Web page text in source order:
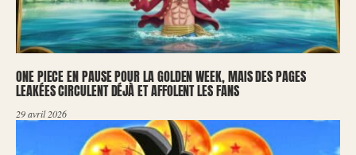
ONE PIECE EN PAUSE POUR LA GOLDEN WEEK, MAIS DES PAGES
LEAKÉES CIRCULENT DÉJÀ ET AFFOLENT LES FANS
29 avril 2026